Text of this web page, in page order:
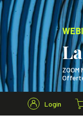
ZOOM
Login